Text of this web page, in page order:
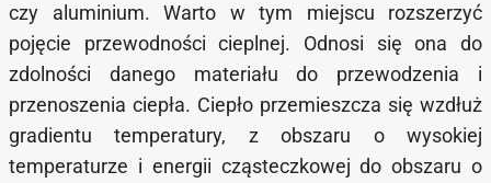
czy aluminium. Warto w tym miejscu rozszerzyć
pojęcie przewodności cieplnej. Odnosi się ona do
zdolności danego materiału do przewodzenia i
przenoszenia ciepła. Ciepło przemieszcza się wzdłuż
gradientu temperatury, z obszaru o wysokiej
temperaturze i energii cząsteczkowej do obszaru o